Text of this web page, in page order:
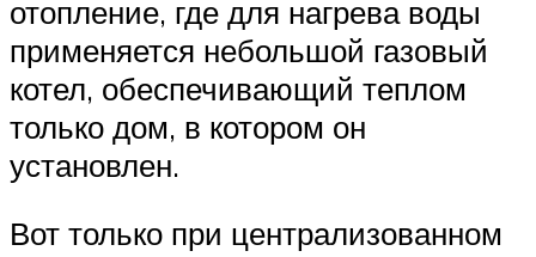
отопление, где для нагрева воды
применяется небольшой газовый
котел, обеспечивающий теплом
только дом, в котором он
установлен.
Вот только при централизованном